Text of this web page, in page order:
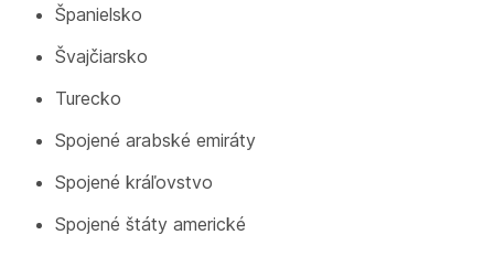
Španielsko
Švajčiarsko
Turecko
Spojené arabské emiráty
Spojené kráľovstvo
Spojené štáty americké